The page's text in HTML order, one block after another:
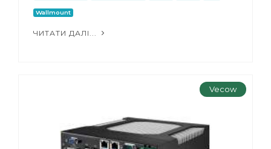
Wallmount
ЧИТАТИ ДАЛІ...
Vecow